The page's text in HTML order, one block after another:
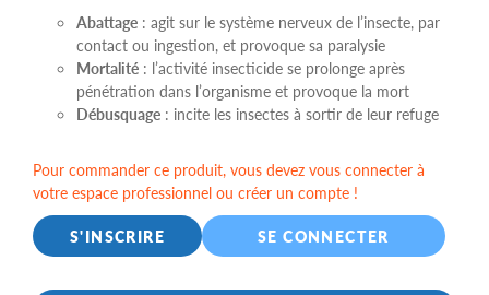
Abattage : agit sur le système nerveux de l’insecte, par
contact ou ingestion, et provoque sa paralysie
Mortalité : l’activité insecticide se prolonge après
pénétration dans l’organisme et provoque la mort
Débusquage : incite les insectes à sortir de leur refuge
Pour commander ce produit, vous devez vous connecter à
votre espace professionnel ou créer un compte !
S'INSCRIRE
SE CONNECTER